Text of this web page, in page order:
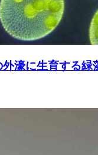
濠に生育する